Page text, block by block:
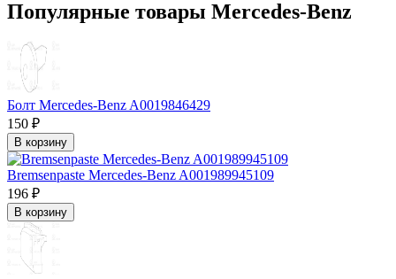
Популярные товары Mercedes-Benz
Болт Mercedes-Benz A0019846429
150 ₽
В корзину
Bremsenpaste Mercedes-Benz A001989945109
196 ₽
В корзину